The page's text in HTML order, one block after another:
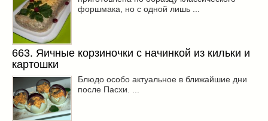
форшмака, но с одной лишь ...
663. Яичные корзиночки с начинкой из кильки и
картошки
Блюдо особо актуальное в ближайшие дни
после Пасхи. ...